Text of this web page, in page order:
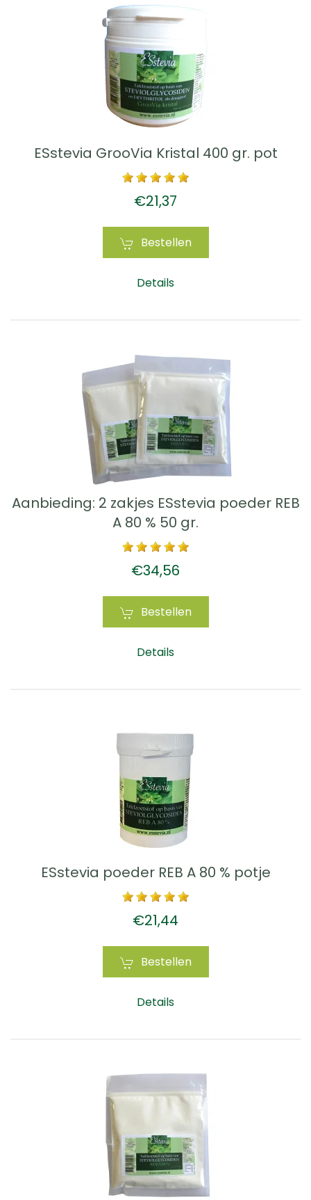
ESstevia GrooVia Kristal 400 gr. pot
€21,37
Bestellen
Details
Aanbieding: 2 zakjes ESstevia poeder REB
A 80 % 50 gr.
€34,56
Bestellen
Details
ESstevia poeder REB A 80 % potje
€21,44
Bestellen
Details